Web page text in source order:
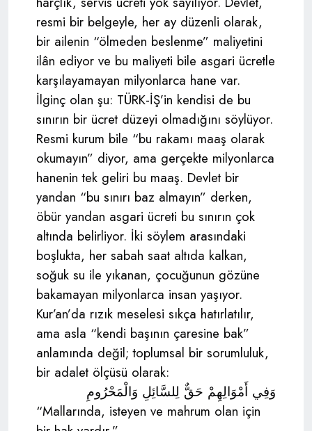
resmi bir belgeyle, her ay düzenli olarak,
bir ailenin “ölmeden beslenme” maliyetini
ilân ediyor ve bu maliyeti bile asgari ücretle
karşılayamayan milyonlarca hane var.
İlginç olan şu: TÜRK-İŞ’in kendisi de bu
sınırın bir ücret düzeyi olmadığını söylüyor.
Resmi kurum bile “bu rakamı maaş olarak
okumayın” diyor, ama gerçekte milyonlarca
hanenin tek geliri bu maaş. Devlet bir
yandan “bu sınırı baz almayın” derken,
öbür yandan asgari ücreti bu sınırın çok
altında belirliyor. İki söylem arasındaki
boşlukta, her sabah saat altıda kalkan,
soğuk su ile yıkanan, çocuğunun gözüne
bakamayan milyonlarca insan yaşıyor.
Kur’an’da rızık meselesi sıkça hatırlatılır,
ama asla “kendi başının çaresine bak”
anlamında değil; toplumsal bir sorumluluk,
bir adalet ölçüsü olarak:
وَفِي أَمْوَالِهِمْ حَقٌّ لِلسَّائِلِ وَالْمَحْرُومِ
“Mallarında, isteyen ve mahrum olan için